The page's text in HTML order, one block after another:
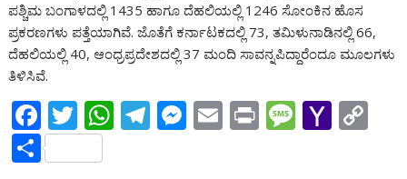
ಪಶ್ಚಿಮ ಬಂಗಾಳದಲ್ಲಿ 1435 ಹಾಗೂ ದೆಹಲಿಯಲ್ಲಿ 1246 ಸೋಂಕಿನ ಹೊಸ
ಪ್ರಕರಣಗಳು ಪತ್ತೆಯಾಗಿವೆ. ಜೊತೆಗೆ ಕರ್ನಾಟಕದಲ್ಲಿ 73, ತಮಿಳುನಾಡಿನಲ್ಲಿ 66,
ದೆಹಲಿಯಲ್ಲಿ 40, ಆಂಧ್ರಪ್ರದೇಶದಲ್ಲಿ 37 ಮಂದಿ ಸಾವನ್ನಪಿದ್ದಾರೆಂದೂ ಮೂಲಗಳು
ತಿಳಿಸಿವೆ.
F
ac
T
w
W T M E Pr M Y
S